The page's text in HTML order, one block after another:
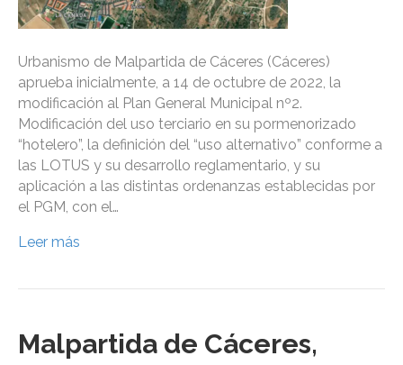
Urbanismo de Malpartida de Cáceres (Cáceres)
aprueba inicialmente, a 14 de octubre de 2022, la
modificación al Plan General Municipal nº2.
Modificación del uso terciario en su pormenorizado
“hotelero”, la definición del “uso alternativo” conforme a
las LOTUS y su desarrollo reglamentario, y su
aplicación a las distintas ordenanzas establecidas por
el PGM, con el…
Leer más
Malpartida de Cáceres,